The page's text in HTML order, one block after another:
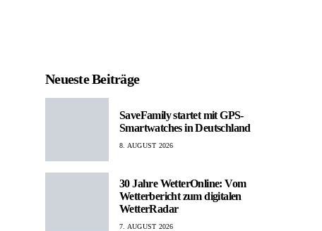
Neueste Beiträge
SaveFamily startet mit GPS-
Smartwatches in Deutschland
8. AUGUST 2026
30 Jahre WetterOnline: Vom
Wetterbericht zum digitalen
WetterRadar
7. AUGUST 2026